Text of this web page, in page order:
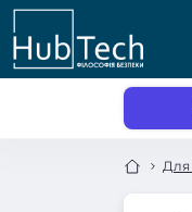
Для